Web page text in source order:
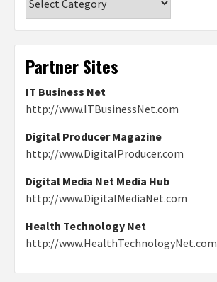
Partner Sites
IT Business Net
http://www.ITBusinessNet.com
Digital Producer Magazine
http://www.DigitalProducer.com
Digital Media Net Media Hub
http://www.DigitalMediaNet.com
Health Technology Net
http://www.HealthTechnologyNet.com